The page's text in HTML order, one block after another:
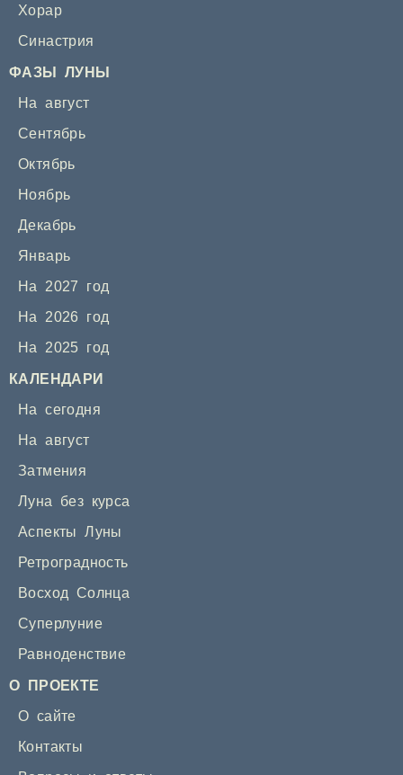
Хорар
Синастрия
ФАЗЫ ЛУНЫ
На август
Сентябрь
Октябрь
Ноябрь
Декабрь
Январь
На 2027 год
На 2026 год
На 2025 год
КАЛЕНДАРИ
На сегодня
На август
Затмения
Луна без курса
Аспекты Луны
Ретроградность
Восход Солнца
Суперлуние
Равноденствие
О ПРОЕКТЕ
О сайте
Контакты